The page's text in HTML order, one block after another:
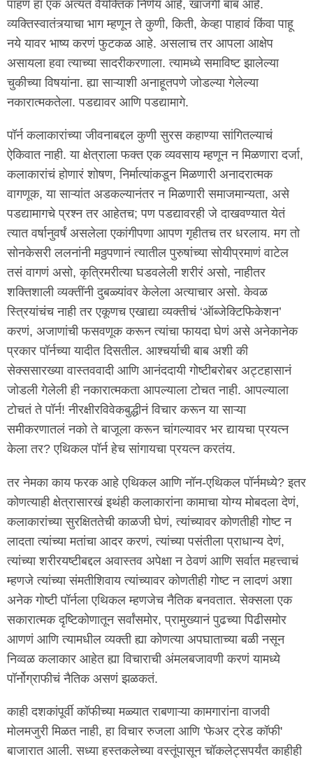
पाहणं हा एक अत्यंत वैयक्तिक निर्णय आहे, खाजगी बाब आहे.
व्यक्तिस्वातंत्र्याचा भाग म्हणून ते कुणी, किती, केव्हा पाहावं किंवा पाहू
नये यावर भाष्य करणं फुटकळ आहे. असलाच तर आपला आक्षेप
असायला हवा त्याच्या सादरीकरणाला. त्यामध्ये समाविष्ट झालेल्या
चुकीच्या विषयांना. ह्या साऱ्याशी अनाहूतपणे जोडल्या गेलेल्या
नकारात्मकतेला. पडद्यावर आणि पडद्यामागे.
पॉर्न कलाकारांच्या जीवनाबद्दल कुणी सुरस कहाण्या सांगितल्याचं
ऐकिवात नाही. या क्षेत्राला फक्त एक व्यवसाय म्हणून न मिळणारा दर्जा,
कलाकारांचं होणारं शोषण, निर्मात्यांकडून मिळणारी अनादरात्मक
वागणूक, या साऱ्यांत अडकल्यानंतर न मिळणारी समाजमान्यता, असे
पडद्यामागचे प्रश्न तर आहेतच; पण पडद्यावरही जे दाखवण्यात येतं
त्यात वर्षानुवर्षं असलेला एकांगीपणा आपण गृहीतच तर धरलाय. मग तो
सोनकेसरी ललनांनी मठ्ठपणानं त्यातील पुरुषांच्या सोयीप्रमाणं वाटेल
तसं वागणं असो, कृत्रिमरीत्या घडवलेली शरीरं असो, नाहीतर
शक्तिशाली व्यक्तींनी दुबळ्यांवर केलेला अत्याचार असो. केवळ
स्त्रियांचंच नाही तर एकूणच एखाद्या व्यक्तीचं ‘ऑब्जेक्टिफिकेशन’
करणं, अजाणांची फसवणूक करून त्यांचा फायदा घेणं असे अनेकानेक
प्रकार पॉर्नच्या यादीत दिसतील. आश्चर्याची बाब अशी की
सेक्ससारख्या वास्तववादी आणि आनंददायी गोष्टीबरोबर अट्टहासानं
जोडली गेलेली ही नकारात्मकता आपल्याला टोचत नाही. आपल्याला
टोचतं ते पॉर्न! नीरक्षीरविवेकबुद्धीनं विचार करून या साऱ्या
समीकरणातलं नको ते बाजूला करून चांगल्यावर भर द्यायचा प्रयत्न
केला तर? एथिकल पॉर्न हेच सांगायचा प्रयत्न करतंय.
तर नेमका काय फरक आहे एथिकल आणि नॉन-एथिकल पॉर्नमध्ये? इतर
कोणत्याही क्षेत्रासारखं इथंही कलाकारांना कामाचा योग्य मोबदला देणं,
कलाकारांच्या सुरक्षिततेची काळजी घेणं, त्यांच्यावर कोणतीही गोष्ट न
लादता त्यांच्या मतांचा आदर करणं, त्यांच्या पसंतीला प्राधान्य देणं,
त्यांच्या शरीरयष्टीबद्दल अवास्तव अपेक्षा न ठेवणं आणि सर्वात महत्त्वाचं
म्हणजे त्यांच्या संमतीशिवाय त्यांच्यावर कोणतीही गोष्ट न लादणं अशा
अनेक गोष्टी पॉर्नला एथिकल म्हणजेच नैतिक बनवतात. सेक्सला एक
सकारात्मक दृष्टिकोणातून सर्वांसमोर, प्रामुख्यानं पुढच्या पिढीसमोर
आणणं आणि त्यामधील व्यक्ती ह्या कोणत्या अपघाताच्या बळी नसून
निव्वळ कलाकार आहेत ह्या विचाराची अंमलबजावणी करणं यामध्ये
पॉर्नोग्राफीचं नैतिक असणं झळकतं.
काही दशकांपूर्वी कॉफीच्या मळ्यात राबणाऱ्या कामगारांना वाजवी
मोलमजुरी मिळत नाही, हा विचार रुजला आणि 'फेअर ट्रेड कॉफी'
बाजारात आली. सध्या हस्तकलेच्या वस्तूंपासून चॉकलेट्सपर्यंत काहीही